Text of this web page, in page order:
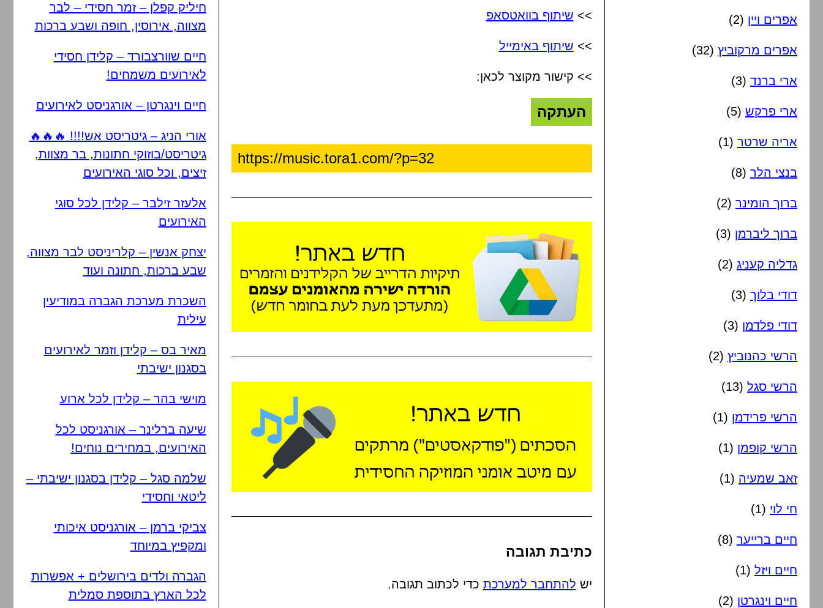
>> שיתוף בוואטסאפ
>> שיתוף באימייל
>> קישור מקוצר לכאן:
העתקה
כתיבת תגובה
יש להתחבר למערכת כדי לכתוב תגובה.
אפרים ויין (2)
אפרים מרקוביץ (32)
ארי ברנד (3)
ארי פרקש (5)
אריה שרטר (1)
בנצי הלר (8)
ברוך הומינר (2)
ברוך ליברמן (3)
גדליה קעניג (2)
דודי בלוך (3)
דודי פלדמן (3)
הרשי כהנוביץ (2)
הרשי סגל (13)
הרשי פרידמן (1)
הרשי קופמן (1)
זאב שמעיה (1)
חי לוי (1)
חיים ברייער (8)
חיים ויזל (1)
חיים וינגרטן (2)
חיליק קפלן – זמר חסידי – לבר
מצווה, אירוסין, חופה ושבע ברכות
חיים שוורצבורד – קלידן חסידי
לאירועים משמחים!
חיים וינגרטן – אורגניסט לאירועים
אורי הניג – גיטריסט אש!!!! 🔥🔥🔥
גיטריסט/בוזוקי חתונות, בר מצוות,
זיצים, וכל סוגי האירועים
אלעזר זילבר – קלידן לכל סוגי
האירועים
יצחק אנשין – קלריניסט לבר מצווה,
שבע ברכות, חתונה ועוד
השכרת מערכת הגברה במודיעין
עילית
מאיר בס – קלידן וזמר לאירועים
בסגנון ישיבתי
מוישי בהר – קלידן לכל ארוע
שיעה ברלינר – אורגניסט לכל
האירועים, במחירים נוחים!
שלמה סגל – קלידן בסגנון ישיבתי –
ליטאי וחסידי
צביקי ברמן – אורגניסט איכותי
ומקפיץ במיוחד
הגברה ולדים בירושלים + אפשרות
לכל הארץ בתוספת סמלית